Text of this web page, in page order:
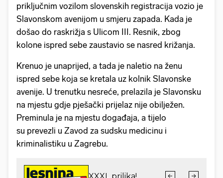
priključnim vozilom slovenskih registracija vozio je
Slavonskom avenijom u smjeru zapada. Kada je
došao do raskrižja s Ulicom III. Resnik, zbog
kolone ispred sebe zaustavio se nasred križanja.
Krenuo je unaprijed, a tada je naletio na ženu
ispred sebe koja se kretala uz kolnik Slavonske
avenije. U trenutku nesreće, prelazila je Slavonsku
na mjestu gdje pješački prijelaz nije obilježen.
Preminula je na mjestu događaja, a tijelo
su prevezli u Zavod za sudsku medicinu i
kriminalistiku u Zagrebu.